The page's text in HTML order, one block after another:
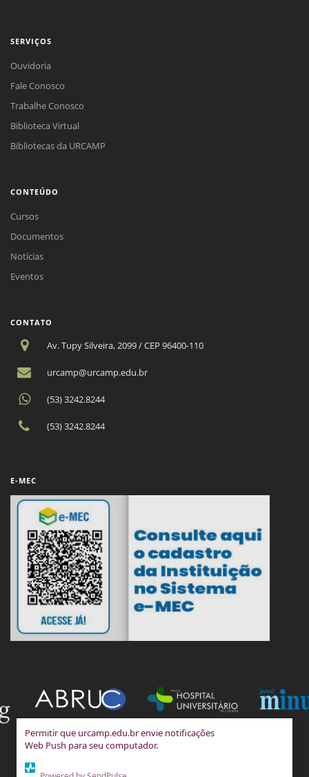
Permitir que urcamp.edu.br envie notificações
Web Push para seu computador.
SERVIÇOS
Ouvidoria
Fale Conosco
Trabalhe Conosco
Biblioteca Virtual
Bibliotecas da URCAMP
CONTEÚDO
Cursos
Documentos
Notícias
Eventos
CONTATO
Av. Tupy Silveira, 2099 / CEP 96400-110
urcamp@urcamp.edu.br
(53) 3242.8244
(53) 3242.8244
E-MEC